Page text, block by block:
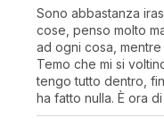
Sono abbastanza
cose, penso molto
ad ogni cosa,
Temo che mi si
tengo tutto dentro,
ha fatto nulla. È ora